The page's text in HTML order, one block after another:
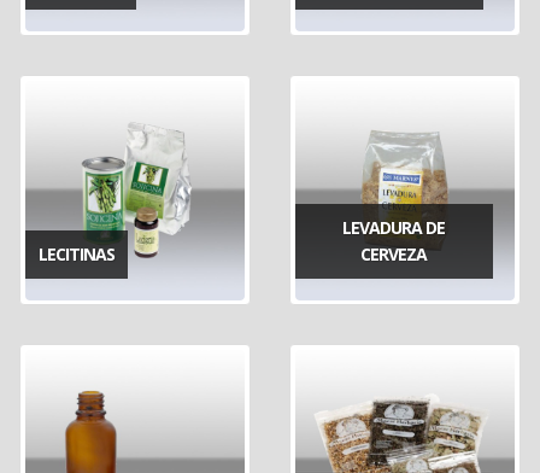
LECITINAS
LEVADURA DE
CERVEZA